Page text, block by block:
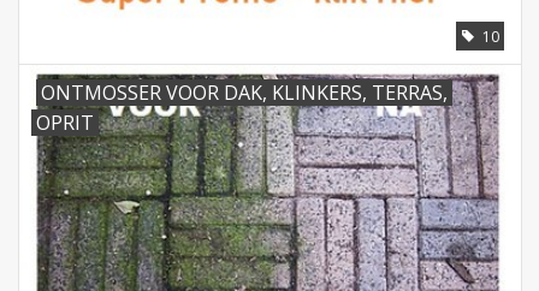
10
ONTMOSSER VOOR DAK, KLINKERS, TERRAS,
OPRIT